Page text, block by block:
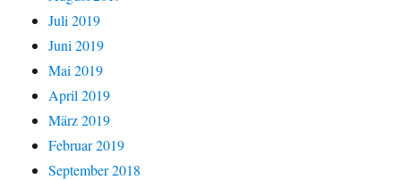
Juli 2019
Juni 2019
Mai 2019
April 2019
März 2019
Februar 2019
September 2018